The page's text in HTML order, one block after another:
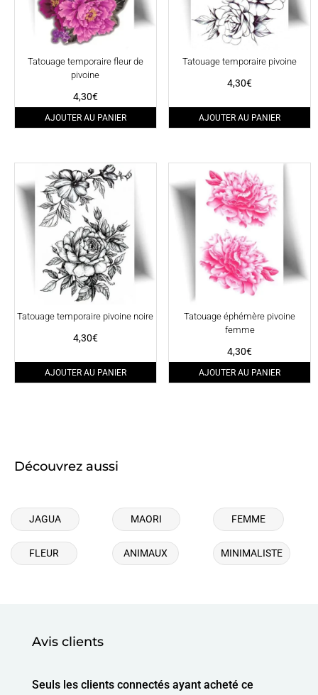
Tatouage temporaire fleur de
pivoine
4,30€
AJOUTER AU PANIER
Tatouage temporaire pivoine
4,30€
AJOUTER AU PANIER
Tatouage temporaire pivoine noire
4,30€
AJOUTER AU PANIER
Tatouage éphémère pivoine
femme
4,30€
AJOUTER AU PANIER
Découvrez aussi
JAGUA MAORI FEMME
FLEUR ANIMAUX MINIMALISTE
Avis clients
Seuls les clients connectés ayant acheté ce